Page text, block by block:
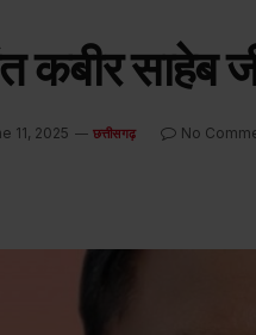
कबीर साहेब
11, 2025 छत्तीसगढ़ No